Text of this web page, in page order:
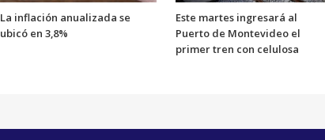
La inflación anualizada se
ubicó en 3,8%
Este martes ingresará al
Puerto de Montevideo el
primer tren con celulosa